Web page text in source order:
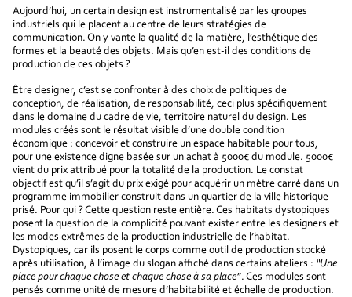
Aujourd’hui, un certain design est instrumentalisé par les groupes
industriels qui le placent au centre de leurs stratégies de
communication. On y vante la qualité de la matière, l’esthétique des
formes et la beauté des objets. Mais qu’en est-il des conditions de
production de ces objets ?
Être designer, c’est se confronter à des choix de politiques de
conception, de réalisation, de responsabilité, ceci plus spécifiquement
dans le domaine du cadre de vie, territoire naturel du design. Les
modules créés sont le résultat visible d’une double condition
économique : concevoir et construire un espace habitable pour tous,
pour une existence digne basée sur un achat à 5000€ du module. 5000€
vient du prix attribué pour la totalité de la production. Le constat
objectif est qu’il s’agit du prix exigé pour acquérir un mètre carré dans un
programme immobilier construit dans un quartier de la ville historique
prisé. Pour qui ? Cette question reste entière. Ces habitats dystopiques
posent la question de la complicité pouvant exister entre les designers et
les modes extrêmes de la production industrielle de l’habitat.
Dystopiques, car ils posent le corps comme outil de production stocké
après utilisation, à l’image du slogan affiché dans certains ateliers : “Une
place pour chaque chose et chaque chose à sa place”. Ces modules sont
pensés comme unité de mesure d’habitabilité et échelle de production.